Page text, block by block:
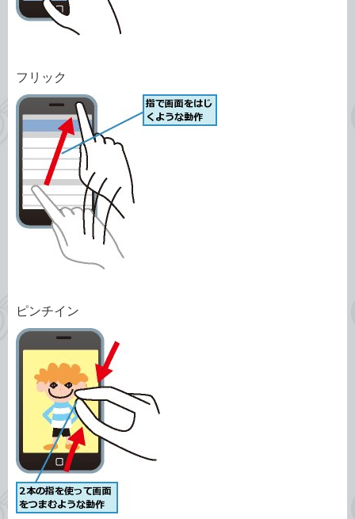
フリック
ピンチイン